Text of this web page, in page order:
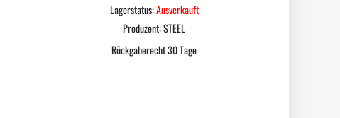
Lagerstatus:Ausverkauft
Produzent:STEEL
Rückgaberecht 30 Tage